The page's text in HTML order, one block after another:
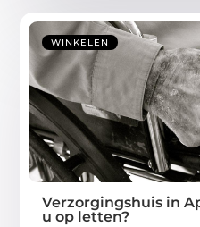
WINKELEN
Verzorgingshuis in
u op letten?